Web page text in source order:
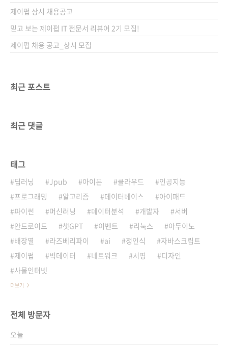
제이펍 상시 채용공고
믿고 보는 제이펍 IT 전문서 리뷰어 2기 모집!
제이펍 채용 공고_상시 모집
최근 포스트
최근 댓글
태그
딥러닝 Jpub 아이폰 클라우드
인공지능
프로그래밍
알고리즘 데이터베이스
아이패드
파이썬
머신러닝 데이터분석 개발자
서버
안드로이드
챗GPT 이벤트 리눅스
아두이노
배장열
라즈베리파이 ai 정인식
자바스크립트
제이펍
빅데이터 네트워크 서평
디자인
사물인터넷
더보기
전체 방문자
오늘